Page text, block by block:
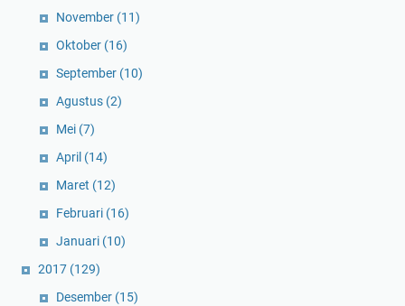
November (11)
Oktober (16)
September (10)
Agustus (2)
Mei (7)
April (14)
Maret (12)
Februari (16)
Januari (10)
2017 (129)
Desember (15)